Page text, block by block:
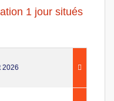
1 jour situés
2026